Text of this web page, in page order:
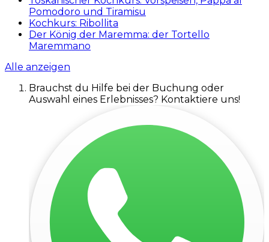
Pomodoro und Tiramisu
Kochkurs: Ribollita
Der König der Maremma: der Tortello
Maremmano
Alle anzeigen
Brauchst du Hilfe bei der Buchung oder
Auswahl eines Erlebnisses? Kontaktiere uns!